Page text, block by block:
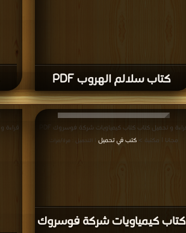
كتاب سلالم الهروب PDF
كتاب كيمياويات شركة فوسروك
مجانا | مكتبة >كتب في تحميل | التحميل : مرة/مرات